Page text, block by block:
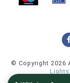
© Copyright 2026